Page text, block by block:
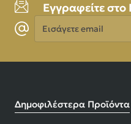
Εγγραφείτε
Εισάγετε
email
Δημοφιλέστερα Προϊόντα